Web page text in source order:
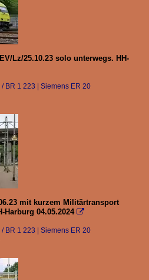
Married Pair
Lz/25.10.23 solo unterwegs. HH-
BR 1 223 | Siemens ER 20
mit kurzem Militärtransport
Harburg 04.05.2024 
BR 1 223 | Siemens ER 20